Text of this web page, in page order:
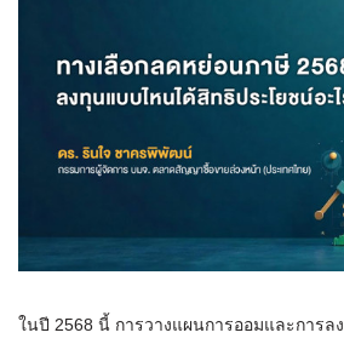
ในปี 2568 นี้ การวางแผนการออมและการล